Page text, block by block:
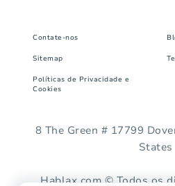
Contate-nos
Sitemap
Políticas de Privacidade e
Cookies
8 The Green # 17799
States
Hablax.com © Todos os